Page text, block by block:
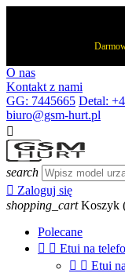
O nas
Kontakt z nami
GG: 7445665 Detal:
biuro@gsm-hurt.pl

search
 Zaloguj się
shopping_cart Koszyk
Polecane
  Etui na
  Etui